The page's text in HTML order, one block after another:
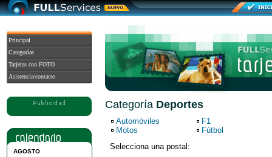
Principal
Categorías
Tarjetas con FOTO
Asistencia/contacto
AGOSTO
Categoría Deportes
Automóviles
Motos
F1
Fútbol
Selecciona una postal: